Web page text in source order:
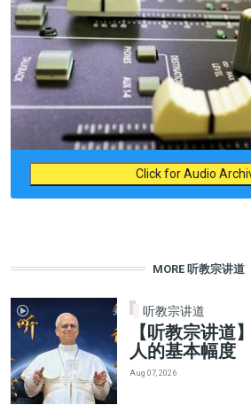
Click for Audio
MORE 听教宗讲道
听教宗讲道
【听教宗讲道
人的基本幅度
Aug 07, 2026